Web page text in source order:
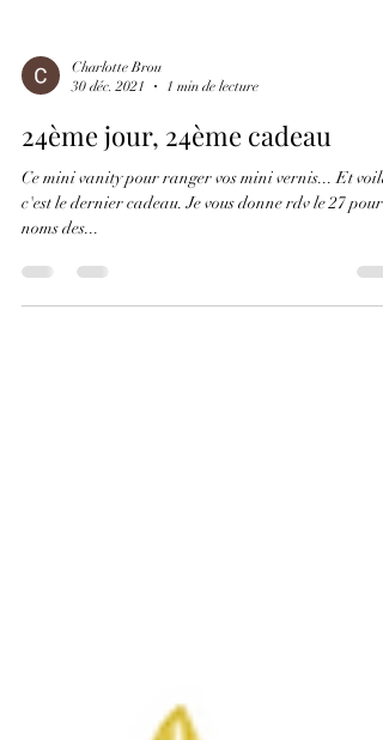
30 déc. 2021
1 min de lecture
24ème jour, 24ème cadeau
Ce mini vanity pour ranger vos mini vernis... Et voilà
noms des...